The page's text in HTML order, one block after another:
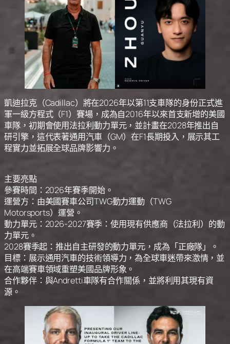
凱迪拉克（Cadillac）將在2026年以第11支車隊的身份正式進
軍一級方程式（F1）賽場，成為自2016年以來首支新增的美國
車隊，初期會使用法拉利動力單元，並計畫在2028年推出自
研引擎，這代表著通用汽車（GM）在F1長期投入，展示其工
程實力並拓展全球品牌影響力。
主要亮點
參賽時間：2026年賽季開始。
運營方：由美國賽車公司TWG動力運動（TWG
Motorsports）運營。
動力單元：2026-2027賽季：使用現有供應商（法拉利）的動
力單元。
2028賽季起：推出自主研發的動力單元，成為「正廠隊」。
目標：展示通用汽車的技術領導力，為全球車迷帶來激情，並
在高端賽車領域重塑美國品牌形象。
合作夥伴：與Andretti車隊有合作關係，並將利用其現有資
源。